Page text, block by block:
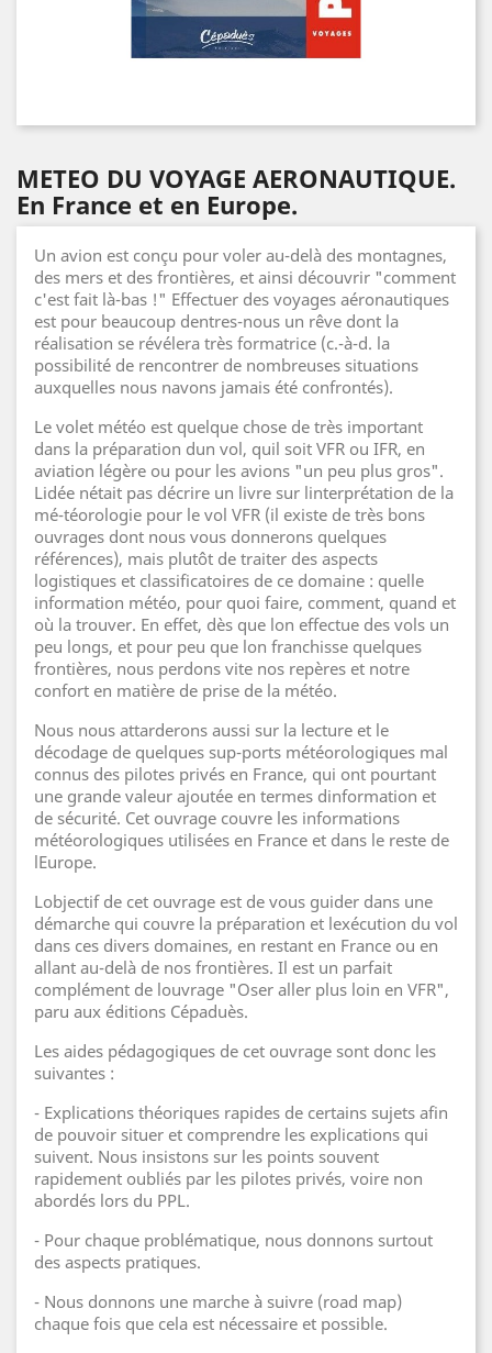
METEO DU VOYAGE AERONAUTIQUE.
En France et en Europe.
Un avion est conçu pour voler au-delà des montagnes,
des mers et des frontières, et ainsi découvrir "comment
c'est fait là-bas !" Effectuer des voyages aéronautiques
est pour beaucoup dentres-nous un rêve dont la
réalisation se révélera très formatrice (c.-à-d. la
possibilité de rencontrer de nombreuses situations
auxquelles nous navons jamais été confrontés).
Le volet météo est quelque chose de très important
dans la préparation dun vol, quil soit VFR ou IFR, en
aviation légère ou pour les avions "un peu plus gros".
Lidée nétait pas décrire un livre sur linterprétation de la
mé-téorologie pour le vol VFR (il existe de très bons
ouvrages dont nous vous donnerons quelques
références), mais plutôt de traiter des aspects
logistiques et classificatoires de ce domaine : quelle
information météo, pour quoi faire, comment, quand et
où la trouver. En effet, dès que lon effectue des vols un
peu longs, et pour peu que lon franchisse quelques
frontières, nous perdons vite nos repères et notre
confort en matière de prise de la météo.
Nous nous attarderons aussi sur la lecture et le
décodage de quelques sup-ports météorologiques mal
connus des pilotes privés en France, qui ont pourtant
une grande valeur ajoutée en termes dinformation et
de sécurité. Cet ouvrage couvre les informations
météorologiques utilisées en France et dans le reste de
lEurope.
Lobjectif de cet ouvrage est de vous guider dans une
démarche qui couvre la préparation et lexécution du vol
dans ces divers domaines, en restant en France ou en
allant au-delà de nos frontières. Il est un parfait
complément de louvrage "Oser aller plus loin en VFR",
paru aux éditions Cépaduès.
Les aides pédagogiques de cet ouvrage sont donc les
suivantes :
- Explications théoriques rapides de certains sujets afin
de pouvoir situer et comprendre les explications qui
suivent. Nous insistons sur les points souvent
rapidement oubliés par les pilotes privés, voire non
abordés lors du PPL.
- Pour chaque problématique, nous donnons surtout
des aspects pratiques.
- Nous donnons une marche à suivre (road map)
chaque fois que cela est nécessaire et possible.